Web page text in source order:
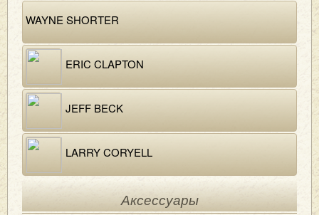
WAYNE SHORTER
ERIC CLAPTON
JEFF BECK
LARRY CORYELL
Аксессуары